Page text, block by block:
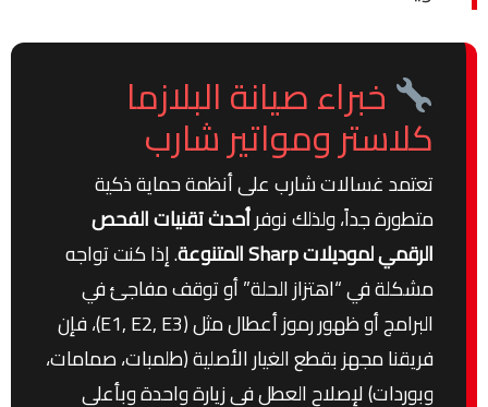
خبراء صيانة البلازما
كلاستر ومواتير شارب
تعتمد غسالات شارب على أنظمة حماية ذكية
متطورة جداً، ولذلك نوفرأحدث تقنيات الفحص
الرقمي لموديلات Sharp المتنوعة
. إذا كنت تواجه
مشكلة في “اهتزاز الحلة” أو توقف مفاجئ في
البرامج أو ظهور رموز أعطال مثل (E1, E2, E3)، فإن
فريقنا مجهز بقطع الغيار الأصلية (طلمبات، صمامات،
وبوردات) لإصلاح العطل في زيارة واحدة وبأعلى